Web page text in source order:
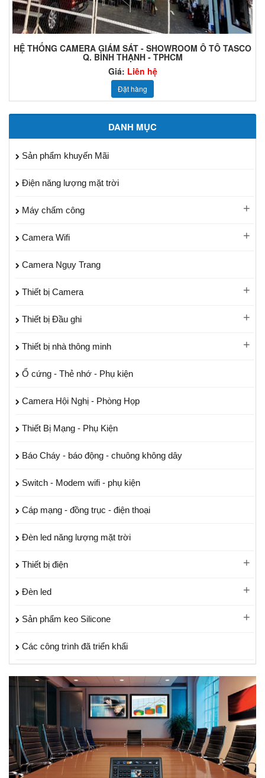
HỆ THỐNG CAMERA GIÁM SÁT - SHOWROOM Ô TÔ TASCO
Q. BÌNH THẠNH - TPHCM
Giá: Liên hệ
Đặt hàng
DANH MỤC
Sản phẩm khuyến Mãi
Điện năng lượng mặt trời
Máy chấm công
Camera Wifi
Camera Ngụy Trang
Thiết bị Camera
Thiết bị Đầu ghi
Thiết bị nhà thông minh
Ổ cứng - Thẻ nhớ - Phụ kiện
Camera Hội Nghị - Phòng Họp
Thiết Bị Mạng - Phụ Kiện
Báo Cháy - báo động - chuông không dây
Switch - Modem wifi - phụ kiện
Cáp mạng - đồng trục - điện thoại
Đèn led năng lượng mặt trời
Thiết bị điện
Đèn led
Sản phẩm keo Silicone
Các công trình đã triển khẩi